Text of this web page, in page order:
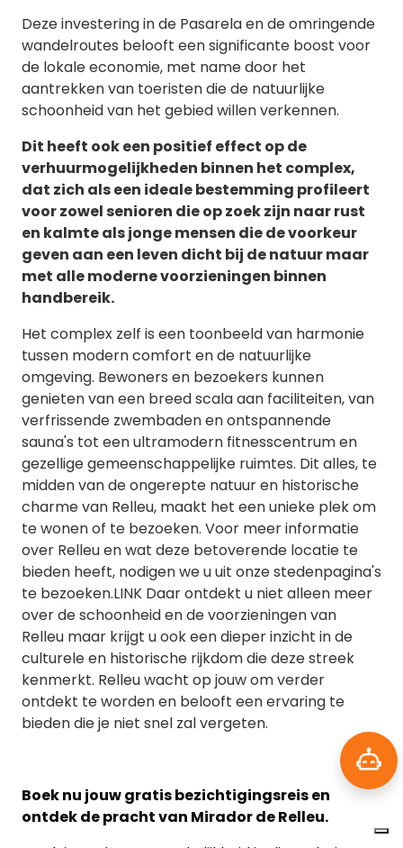
Deze investering in de Pasarela en de omringende
wandelroutes belooft een significante boost voor
de lokale economie, met name door het
aantrekken van toeristen die de natuurlijke
schoonheid van het gebied willen verkennen.
Dit heeft ook een positief effect op de
verhuurmogelijkheden binnen het complex,
dat zich als een ideale bestemming profileert
voor zowel senioren die op zoek zijn naar rust
en kalmte als jonge mensen die de voorkeur
geven aan een leven dicht bij de natuur maar
met alle moderne voorzieningen binnen
handbereik.
Het complex zelf is een toonbeeld van harmonie
tussen modern comfort en de natuurlijke
omgeving. Bewoners en bezoekers kunnen
genieten van een breed scala aan faciliteiten, van
verfrissende zwembaden en ontspannende
sauna's tot een ultramodern fitnesscentrum en
gezellige gemeenschappelijke ruimtes. Dit alles, te
midden van de ongerepte natuur en historische
charme van Relleu, maakt het een unieke plek om
te wonen of te bezoeken. Voor meer informatie
over Relleu en wat deze betoverende locatie te
bieden heeft, nodigen we u uit onze stedenpagina's
te bezoeken.LINK Daar ontdekt u niet alleen meer
over de schoonheid en de voorzieningen van
Relleu maar krijgt u ook een dieper inzicht in de
culturele en historische rijkdom die deze streek
kenmerkt. Relleu wacht op jouw om verder
ontdekt te worden en belooft een ervaring te
bieden die je niet snel zal vergeten.
Boek nu jouw gratis bezichtigingsreis en
ontdek de pracht van Mirador de Relleu.